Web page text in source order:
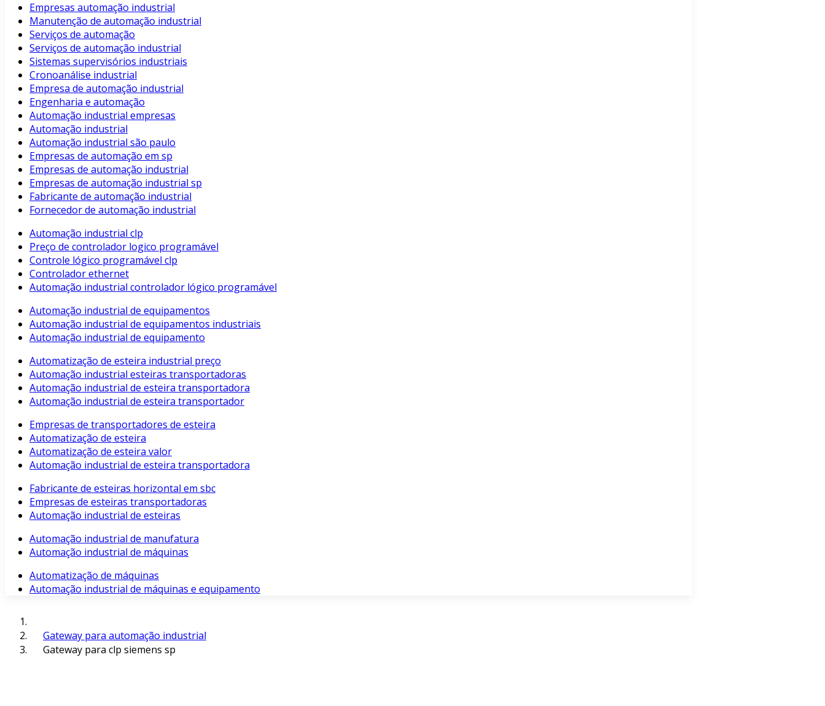
Empresas automação industrial
Manutenção de automação industrial
Serviços de automação
Serviços de automação industrial
Sistemas supervisórios industriais
Cronoanálise industrial
Empresa de automação industrial
Engenharia e automação
Automação industrial empresas
Automação industrial
Automação industrial são paulo
Empresas de automação em sp
Empresas de automação industrial
Empresas de automação industrial sp
Fabricante de automação industrial
Fornecedor de automação industrial
Automação industrial clp
Preço de controlador logico programável
Controle lógico programável clp
Controlador ethernet
Automação industrial controlador lógico programável
Automação industrial de equipamentos
Automação industrial de equipamentos industriais
Automação industrial de equipamento
Automatização de esteira industrial preço
Automação industrial esteiras transportadoras
Automação industrial de esteira transportadora
Automação industrial de esteira transportador
Empresas de transportadores de esteira
Automatização de esteira
Automatização de esteira valor
Automação industrial de esteira transportadora
Fabricante de esteiras horizontal em sbc
Empresas de esteiras transportadoras
Automação industrial de esteiras
Automação industrial de manufatura
Automação industrial de máquinas
Automatização de máquinas
Automação industrial de máquinas e equipamento
Gateway para automação industrial
Gateway para clp siemens sp